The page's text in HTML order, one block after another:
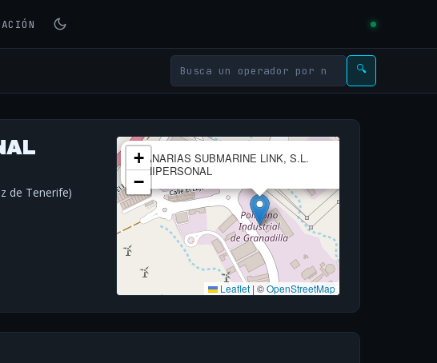
🔍
de Tenerife)
CANARIAS SUBMARINE LINK, S.L.
UNIPERSONAL
+
−
Leaflet | ©OpenStreetMap